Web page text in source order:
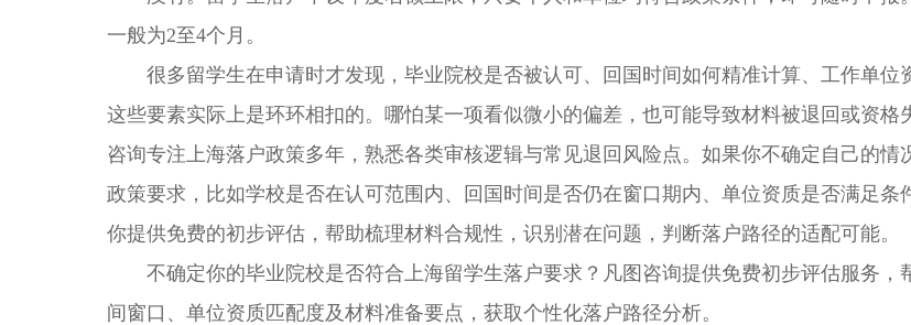
一般为2至4个月。
很多留学生在申请时才发现，毕业院校是否被认可、回国时间如何精准计算、工作单位
这些要素实际上是环环相扣的。哪怕某一项看似微小的偏差，也可能导致材料被退回或资格
咨询专注上海落户政策多年，熟悉各类审核逻辑与常见退回风险点。如果你不确定自己的情
政策要求，比如学校是否在认可范围内、回国时间是否仍在窗口期内、单位资质是否满足条
你提供免费的初步评估，帮助梳理材料合规性，识别潜在问题，判断落户路径的适配可能。
不确定你的毕业院校是否符合上海留学生落户要求？凡图咨询提供免费初步评估服务，
间窗口、单位资质匹配度及材料准备要点，获取个性化落户路径分析。